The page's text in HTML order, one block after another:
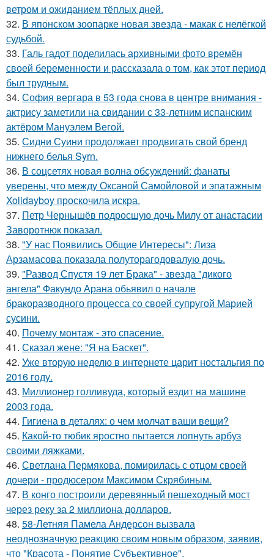
ветром и ожиданием тёплых дней.
32. В японском зоопарке новая звезда - макак с нелёгкой
судьбой.
33. Галь гадот поделилась архивными фото времён
своей беременности и рассказала о том, как этот период
был трудным.
34. София вергара в 53 года снова в центре внимания -
актрису заметили на свидании с 33-летним испанским
актёром Мануэлем Вегой.
35. Сидни Суини продолжает продвигать свой бренд
нижнего белья Syrn.
36. В соцсетях новая волна обсуждений: фанаты
уверены, что между Оксаной Самойловой и эпатажным
Xolidayboy проскочила искра.
37. Петр Чернышёв подросшую дочь Милу от анастасии
Заворотнюк показал.
38. "У нас Появились Общие Интересы": Лиза
Арзамасова показала полуторагодовалую дочь.
39. "Развод Спустя 19 лет Брака" - звезда "дикого
ангела" Факундо Арана обьявил о начале
бракоразводного процесса со своей супругой Марией
сусини.
40. Почему монтаж - это спасение.
41. Сказал жене: "Я на Баскет".
42. Уже вторую неделю в интернете царит ностальгия по
2016 году.
43. Миллионер голливуда, который ездит на машине
2003 года.
44. Гигиена в деталях: о чем молчат ваши вещи?
45. Какой-то тюбик яростно пытается лопнуть арбуз
своими ляжками.
46. Светлана Пермякова, помирилась с отцом своей
дочери - продюсером Максимом Скрябиным.
47. В конго построили деревянный пешеходный мост
через реку за 2 миллиона долларов.
48. 58-Летняя Памела Андерсон вызвала
неоднозначную реакцию своим новым образом, заявив,
что "Красота - Понятие Субъективное".